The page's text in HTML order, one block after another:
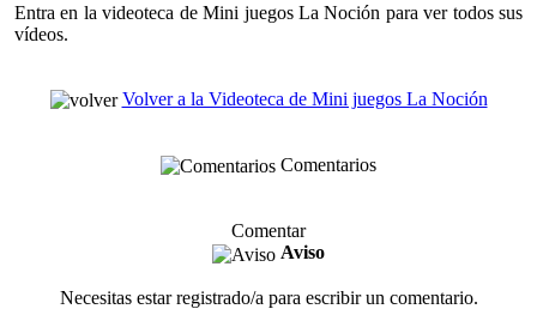
Entra en la videoteca de Mini juegos La Noción para ver todos sus
vídeos.
Volver a la Videoteca de Mini juegos La Noción
Comentarios
Comentar
Aviso
Necesitas estar registrado/a para escribir un comentario.